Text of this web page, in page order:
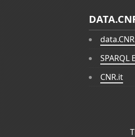
SPARQL
CNR.it